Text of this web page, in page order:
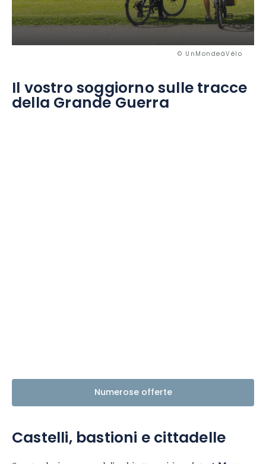
© UnMondeàVélo
Il vostro soggiorno sulle tracce
della Grande Guerra
Numerose offerte
Castelli, bastioni e cittadelle